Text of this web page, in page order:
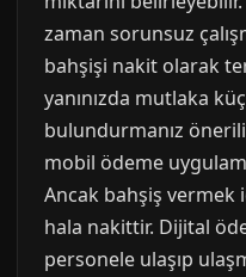
zaman sorunsuz
bahşişi nakit olarak
yanınızda mutlaka
bulundurmanız
mobil ödeme
Ancak bahşiş
hala nakittir. Dijital
personele ulaşıp